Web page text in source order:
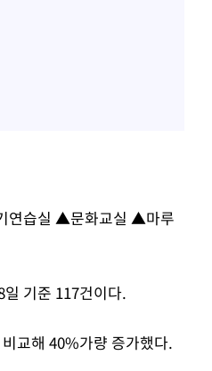
연습실 ▲문화교실 ▲마루
기준 117건이다.
교해 40%가량 증가했다.